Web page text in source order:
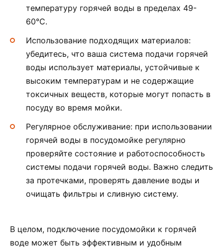
температуру горячей воды в пределах 49-
60°С.
Использование подходящих материалов:
убедитесь, что ваша система подачи горячей
воды использует материалы, устойчивые к
высоким температурам и не содержащие
токсичных веществ, которые могут попасть в
посуду во время мойки.
Регулярное обслуживание: при использовании
горячей воды в посудомойке регулярно
проверяйте состояние и работоспособность
системы подачи горячей воды. Важно следить
за протечками, проверять давление воды и
очищать фильтры и сливную систему.
В целом, подключение посудомойки к горячей
воде может быть эффективным и удобным